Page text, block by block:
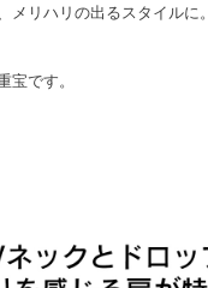
リハリの出るスタイルに。
です。